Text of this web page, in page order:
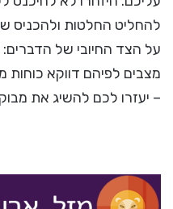
להחליט החלטות ולהכניס
על הצד החיובי של
מצבים לפיהם דווקא כוחות
– יעזרו לכם להשיג את